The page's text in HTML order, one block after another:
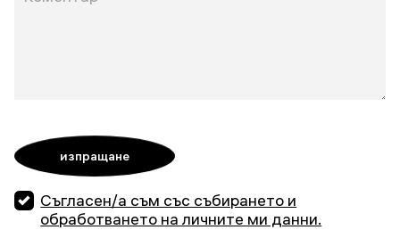
Съгласен/а съм със събирането и
обработването на личните ми данни.